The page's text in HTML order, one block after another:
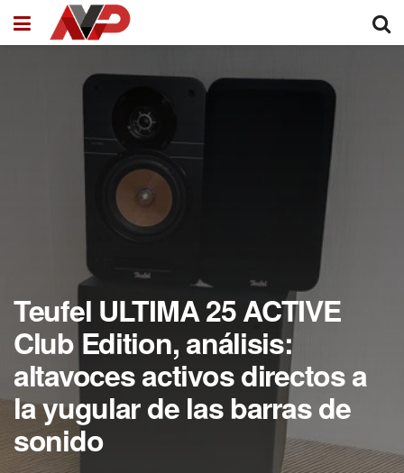
Teufel ULTIMA 25 ACTIVE
Club Edition, análisis:
altavoces activos directos a
la yugular de las barras de
sonido